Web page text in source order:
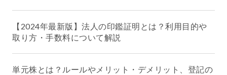
【2024年最新版】法人の印鑑証明とは？利用目的や
取り方・手数料について解説
単元株とは？ルールやメリット・デメリット、登記の